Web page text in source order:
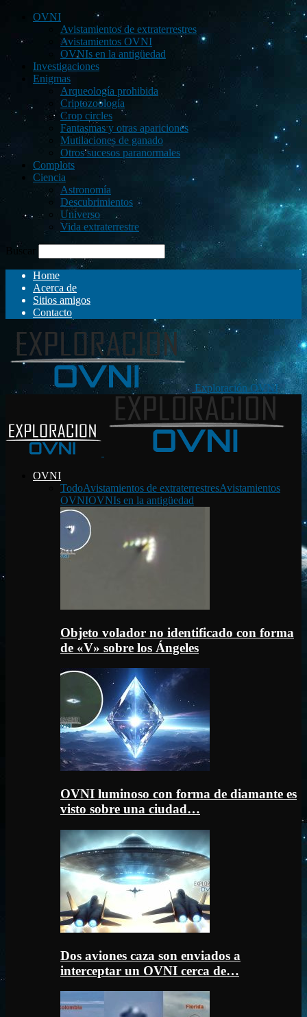
OVNI
Avistamientos de extraterrestres
Avistamientos OVNI
OVNIs en la antigüedad
Investigaciones
Enigmas
Arqueología prohibida
Criptozoología
Crop circles
Fantasmas y otras apariciones
Mutilaciones de ganado
Otros sucesos paranormales
Complots
Ciencia
Astronomía
Descubrimientos
Universo
Vida extraterrestre
Buscar
Home
Acerca de
Sitios amigos
Contacto
Exploración OVNI
OVNI
TodoAvistamientos de extraterrestresAvistamientos
OVNIOVNIs en la antigüedad
Objeto volador no identificado con forma
de «V» sobre los Ángeles
OVNI luminoso con forma de diamante es
visto sobre una ciudad…
Dos aviones caza son enviados a
interceptar un OVNI cerca de…